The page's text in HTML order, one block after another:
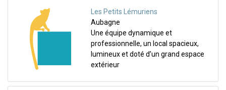
Les Petits Lémuriens
Aubagne
Une équipe dynamique et
professionnelle, un local spacieux,
lumineux et doté d’un grand espace
extérieur